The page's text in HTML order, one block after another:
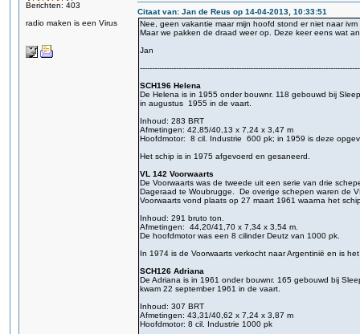
Berichten: 403
radio maken is een Virus
Citaat van: Jan de Reus op 14-04-2013, 10:33:51
Nee, geen vakantie maar mijn hoofd stond er niet naar
Maar we pakken de draad weer op. Deze keer eens wat
Jan
SCH196 Helena
De Helena is in 1955 onder bouwnr. 118 gebouwd bij
in augustus 1955 in de vaart.
Inhoud: 283 BRT
Afmetingen: 42,85/40,13 x 7,24 x 3,47 m
Hoofdmotor: 8 cil. Industrie 600 pk; in 1959 is deze
Het schip is in 1975 afgevoerd en gesaneerd.
VL 142 Voorwaarts
De Voorwaarts was de tweede uit een serie van drie
Dageraad te Woubrugge. De overige schepen waren de
Voorwaarts vond plaats op 27 maart 1961 waarna het
Inhoud: 291 bruto ton.
Afmetingen: 44,20/41,70 x 7,34 x 3,54 m.
De hoofdmotor was een 8 cilinder Deutz van 1000 pk.
In 1974 is de Voorwaarts verkocht naar Argentinië en is
SCH126 Adriana
De Adriana is in 1961 onder bouwnr. 165 gebouwd bij
kwam 22 september 1961 in de vaart.
Inhoud: 307 BRT
Afmetingen: 43,31/40,62 x 7,24 x 3,87 m
Hoofdmotor: 8 cil. Industrie 1000 pk